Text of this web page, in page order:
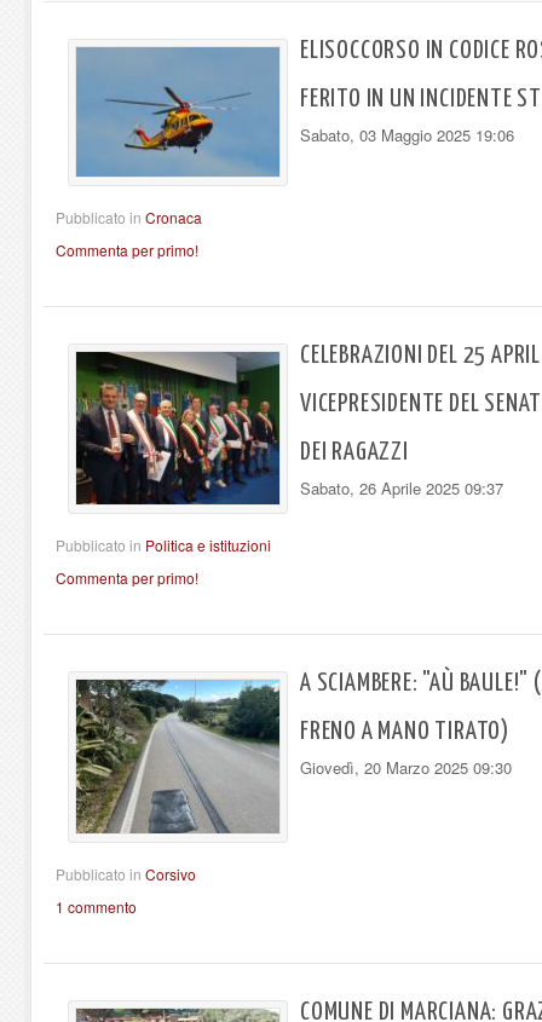
ELISOCCORSO IN CODICE
FERITO IN UN INCIDENTE
Sabato, 03 Maggio 2025 19:06
Pubblicato in Cronaca
Commenta per primo!
CELEBRAZIONI DEL 25
VICEPRESIDENTE DEL
DEI RAGAZZI
Sabato, 26 Aprile 2025 09:37
Pubblicato in Politica e istituzioni
Commenta per primo!
A SCIAMBERE: "AÙ BAULE!"
FRENO A MANO TIRATO)
Giovedì, 20 Marzo 2025 09:30
Pubblicato in Corsivo
1 commento
COMUNE DI MARCIANA: